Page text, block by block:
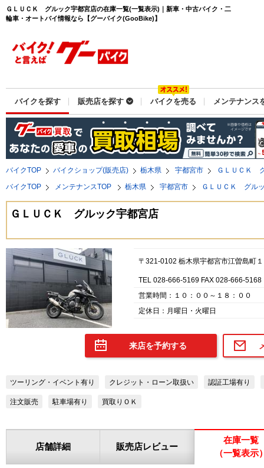
ＧＬＵＣＫ グルック宇都宮店の在庫一覧(一覧表示)｜新車・中古バイク・二
輪車・オートバイ情報なら【グーバイク(GooBike)】
バイクを探す 販売店を探す バイクを売る メンテナンス
バイクTOP バイクショップ(販売店) 栃木県 宇都宮市
ＧＬＵＣＫ
バイクTOP
メンテナンスTOP 栃木県 宇都宮市 ＧＬＵＣＫ グル
ＧＬＵＣＫ グルック宇都宮店
〒321-0102 栃木県宇都宮市江曽島町
TEL 028-666-5169 FAX 028-666-5168
営業時間：１０：００～１８：００
定休日：月曜日・火曜日
来店を予約する
ツーリング・イベント有り クレジット・ローン取扱い 認証工場有り
注文販売 駐車場有り 買取りＯＫ
店舗詳細 販売店レビュー
在庫一覧
（一覧表示